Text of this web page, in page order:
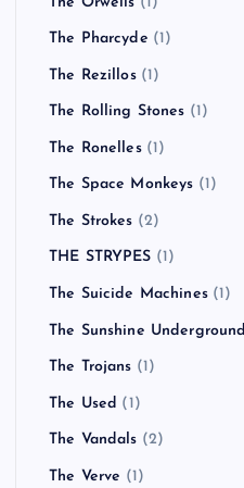
The Pharcyde (1)
The Rezillos(1)
The Rolling Stones (1)
The Ronelles(1)
The Space Monkeys (1)
The Strokes (2)
THE STRYPES (1)
The Suicide Machines(1)
The Sunshine Underground
The Trojans (1)
The Used (1)
The Vandals (2)
The Verve (1)